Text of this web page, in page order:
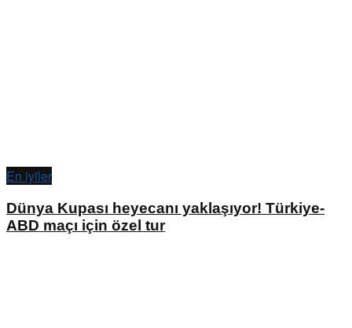
En iyiler
Dünya Kupası heyecanı yaklaşıyor! Türkiye-
ABD maçı için özel tur